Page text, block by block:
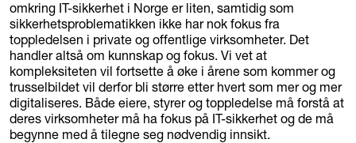
omkring IT-sikkerhet i Norge er liten, samtidig som
sikkerhetsproblematikken ikke har nok fokus fra
toppledelsen i private og offentlige virksomheter. Det
handler altså om kunnskap og fokus. Vi vet at
kompleksiteten vil fortsette å øke i årene som kommer og
trusselbildet vil derfor bli større etter hvert som mer og mer
digitaliseres. Både eiere, styrer og toppledelse må forstå at
deres virksomheter må ha fokus på IT-sikkerhet og de må
begynne med å tilegne seg nødvendig innsikt.